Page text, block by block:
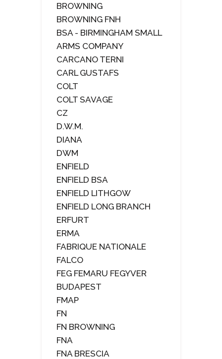
BROWNING
BROWNING FNH
BSA - BIRMINGHAM SMALL
ARMS COMPANY
CARCANO TERNI
CARL GUSTAFS
COLT
COLT SAVAGE
CZ
D.W.M.
DIANA
DWM
ENFIELD
ENFIELD BSA
ENFIELD LITHGOW
ENFIELD LONG BRANCH
ERFURT
ERMA
FABRIQUE NATIONALE
FALCO
FEG FEMARU FEGYVER
BUDAPEST
FMAP
FN
FN BROWNING
FNA
FNA BRESCIA